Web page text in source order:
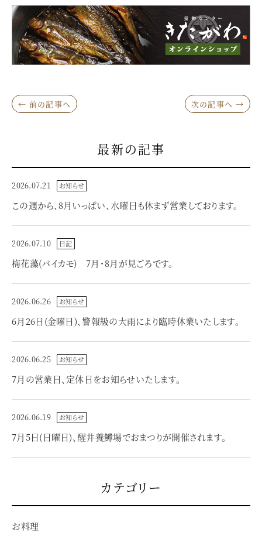
← 前の記事へ 次の記事へ →
最新の記事
2026.07.21 お知らせ
この週から、8月いっぱい、水曜日も休まず営業しております。
2026.07.10 日記
梅花藻(バイカモ) 7月・8月が見ごろです。
2026.06.26 お知らせ
6月26日(金曜日)、警報級の大雨により臨時休業いたします。
2026.06.25 お知らせ
7月の営業日、定休日をお知らせいたします。
2026.06.19 お知らせ
7月5日(日曜日)、醒井養鱒場でおまつりが開催されます。
カテゴリー
お料理